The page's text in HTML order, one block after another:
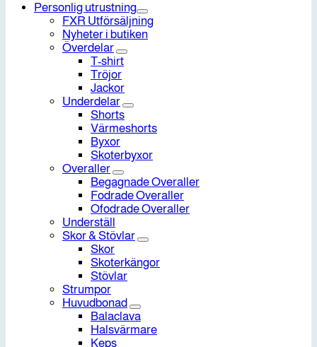
Personlig utrustning
FXR Utförsäljning
Nyheter i butiken
Överdelar
T-shirt
Tröjor
Jackor
Underdelar
Shorts
Värmeshorts
Byxor
Skoterbyxor
Overaller
Begagnade Overaller
Fodrade Overaller
Ofodrade Overaller
Underställ
Skor & Stövlar
Skor
Skoterkängor
Stövlar
Strumpor
Huvudbonad
Balaclava
Halsvärmare
Keps